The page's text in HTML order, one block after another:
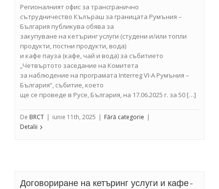
Регионалният офис за трансгранично
сътрудничество Кълъраш за границата Румъния –
България публикува обява за
закупуване на кетъринг услуги (студени и/или топли
продукти, постни продукти, вода)
и кафе пауза (кафе, чай и вода) за събитието
„Четвъртото заседание на Комитета
за наблюдение на програмата Interreg VI-A Румъния –
България“, събитие, което
ще се проведе в Русе, България, на 17.06.2025 г. за 50 […]
De BRCT | iunie 11th, 2025 | Fără categorie |
Detalii
Договориране на кетъринг услуги и кафе-